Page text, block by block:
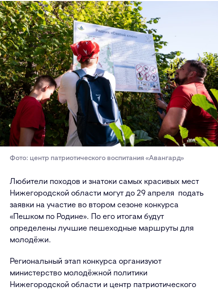
Фото: центр патриотического воспитания «Авангард»
Любители походов и знатоки самых красивых мест
Нижегородской области могут до 29 апреля подать
заявки на участие во втором сезоне конкурса
«Пешком по Родине». По его итогам будут
определены лучшие пешеходные маршруты для
молодёжи.
Региональный этап конкурса организуют
министерство молодёжной политики
Нижегородской области и центр патриотического